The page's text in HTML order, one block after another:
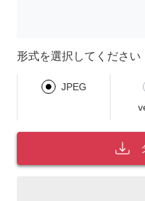
形式を選択してください
JPEG